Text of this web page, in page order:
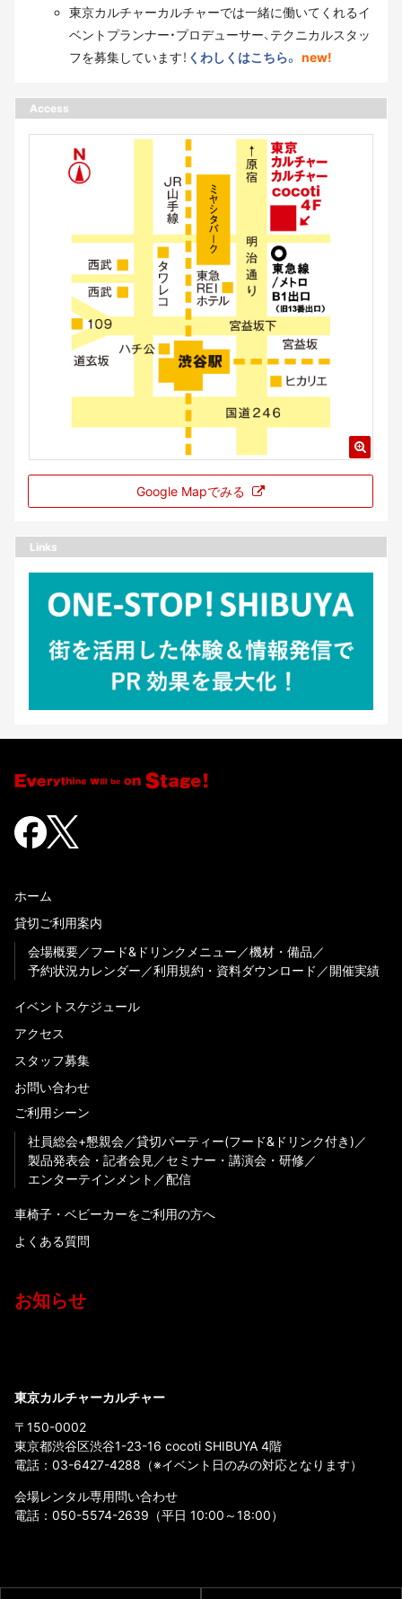
東京カルチャーカルチャーでは一緒に働いてくれるイ
ベントプランナー・プロデューサー、テクニカルスタッ
フを募集しています！ くわしくはこちら。 new!
Access
Google Mapでみる
Links
ホーム
貸切ご利用案内
会場概要
フード&ドリンクメニュー
機材・備品
予約状況カレンダー
利用規約・資料ダウンロード 開催実績
イベントスケジュール
アクセス
スタッフ募集
お問い合わせ
ご利用シーン
社員総会+懇親会
貸切パーティー(フード&ドリンク付き)
製品発表会・記者会見
セミナー・講演会・研修
エンターテインメント
配信
車椅子・ベビーカーをご利用の方へ
よくある質問
お知らせ
東京カルチャーカルチャー
〒150-0002
東京都渋谷区渋谷1-23-16 cocoti SHIBUYA 4階
電話： 03-6427-4288 （※イベント日のみの対応となります）
会場レンタル専用問い合わせ
電話： 050-5574-2639 （平日 10:00～18:00）